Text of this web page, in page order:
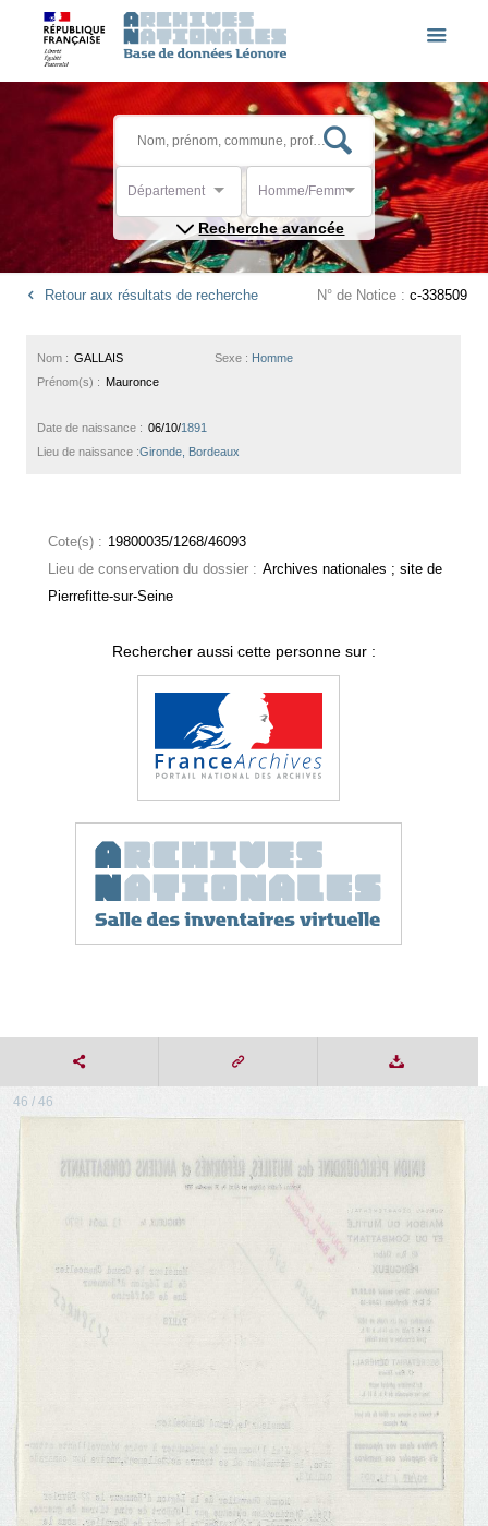
Département Homme/Femme
Recherche avancée
Retour aux résultats de recherche N° de Notice : c-338509
Sexe : Homme
Nom : GALLAIS
Prénom(s) : Mauronce
Date de naissance : 06/10/1891
Lieu de naissance :Gironde, Bordeaux
Cote(s) : 19800035/1268/46093
Lieu de conservation du dossier : Archives nationales ; site de
Pierrefitte-sur-Seine
Rechercher aussi cette personne sur :
46 / 46